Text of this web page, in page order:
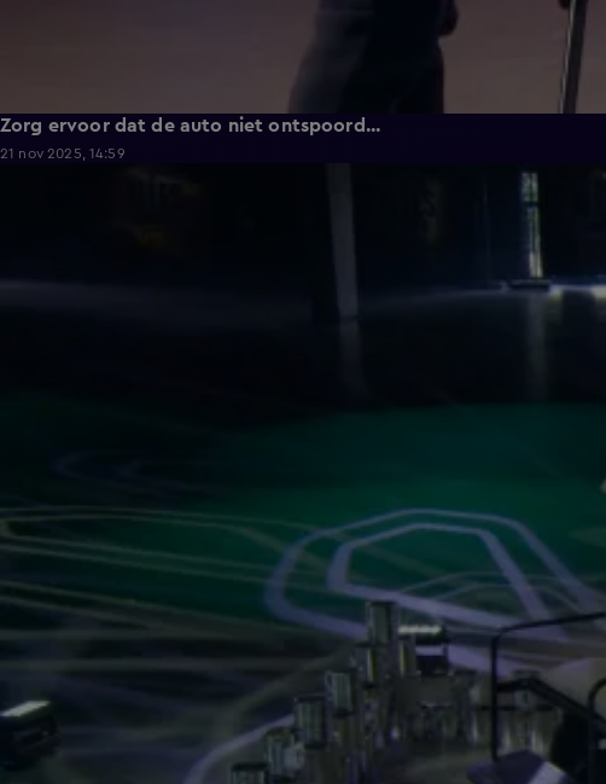
Zorg ervoor dat de auto niet ontspoord...
21 nov 2025, 14:59